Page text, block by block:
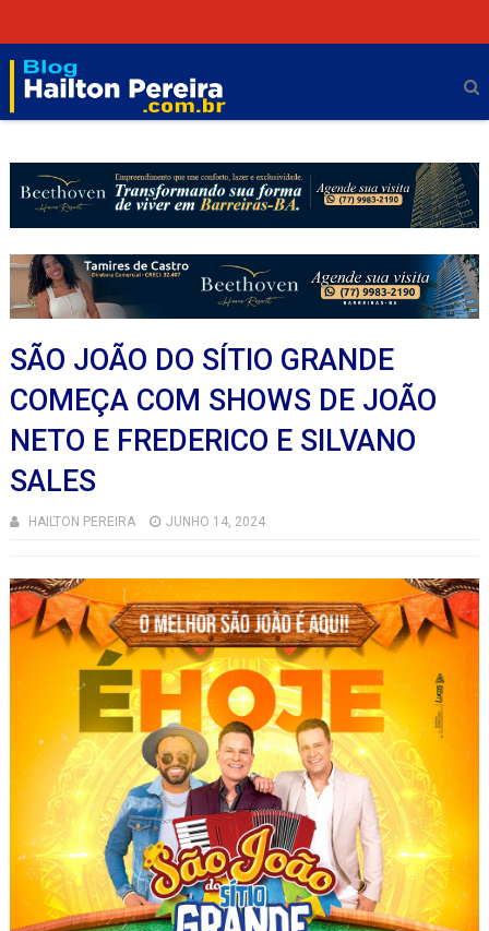
SÃO JOÃO DO SÍTIO GRANDE
COMEÇA COM SHOWS DE JOÃO
NETO E FREDERICO E SILVANO
SALES
HAILTON PEREIRA JUNHO 14, 2024